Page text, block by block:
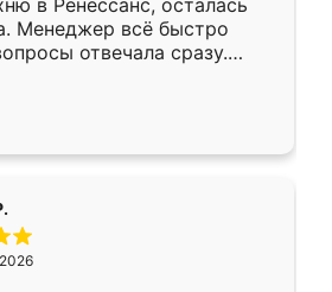
в Ренессанс, осталась
Менеджер всё быстро
отвечала сразу.
в субботу, подошёл к
Собрали
аккуратно, даже